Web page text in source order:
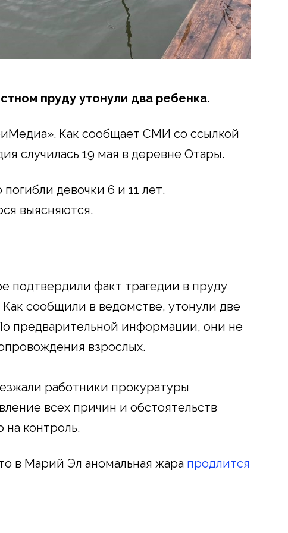
пруду утонули два ребенка.
Как сообщает СМИ со ссылкой
случилась 19 мая в деревне Отары.
девочки 6 и 11 лет.
выясняются.
подтвердили факт трагедии в пруду
сообщили в ведомстве, утонули две
предварительной информации, они не
взрослых.
работники прокуратуры
всех причин и обстоятельств
контроль.
в Марий Эл аномальная жара продлится